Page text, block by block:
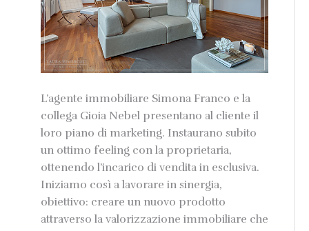
L’agente immobiliare Simona Franco e la
collega Gioia Nebel presentano al cliente il
loro piano di marketing. Instaurano subito
un ottimo feeling con la proprietaria,
ottenendo l’incarico di vendita in esclusiva.
Iniziamo così a lavorare in sinergia,
obiettivo: creare un nuovo prodotto
attraverso la valorizzazione immobiliare che